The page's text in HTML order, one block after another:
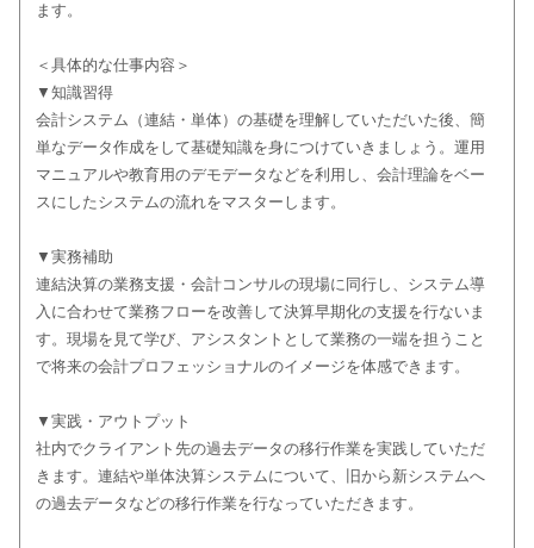
ます。
＜具体的な仕事内容＞
▼知識習得
会計システム（連結・単体）の基礎を理解していただいた後、簡
単なデータ作成をして基礎知識を身につけていきましょう。運用
マニュアルや教育用のデモデータなどを利用し、会計理論をベー
スにしたシステムの流れをマスターします。
▼実務補助
連結決算の業務支援・会計コンサルの現場に同行し、システム導
入に合わせて業務フローを改善して決算早期化の支援を行ないま
す。現場を見て学び、アシスタントとして業務の一端を担うこと
で将来の会計プロフェッショナルのイメージを体感できます。
▼実践・アウトプット
社内でクライアント先の過去データの移行作業を実践していただ
きます。連結や単体決算システムについて、旧から新システムへ
の過去データなどの移行作業を行なっていただきます。